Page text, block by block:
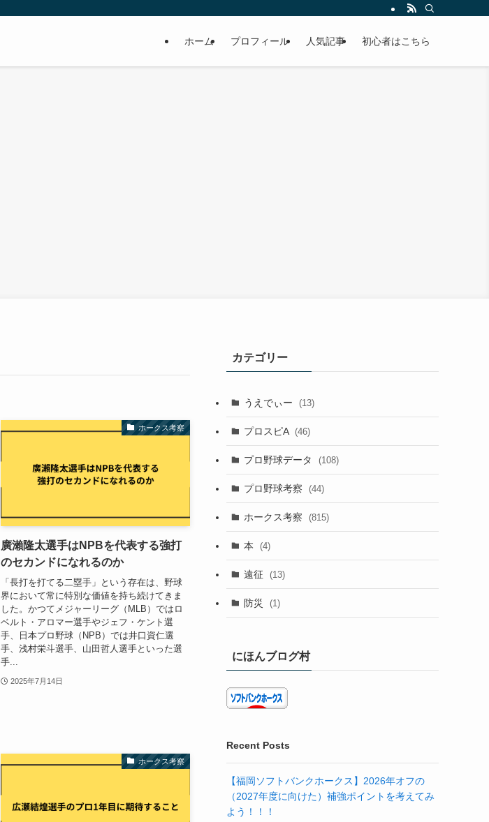
ホーム プロフィール 人気記事 初心者はこちら
ホークス考察
廣瀨隆太選手はNPBを代表する強打
のセカンドになれるのか
「長打を打てる二塁手」という存在は、野球
界において常に特別な価値を持ち続けてきま
した。かつてメジャーリーグ（MLB）ではロ
ベルト・アロマー選手やジェフ・ケント選
手、日本プロ野球（NPB）では井口資仁選
手、浅村栄斗選手、山田哲人選手といった選
手...
2025年7月14日
ホークス考察
カテゴリー
うえでぃー (13)
プロスピA (46)
プロ野球データ (108)
プロ野球考察 (44)
ホークス考察 (815)
本 (4)
遠征 (13)
防災 (1)
にほんブログ村
Recent Posts
【福岡ソフトバンクホークス】2026年オフの
（2027年度に向けた）補強ポイントを考えてみ
よう！！！